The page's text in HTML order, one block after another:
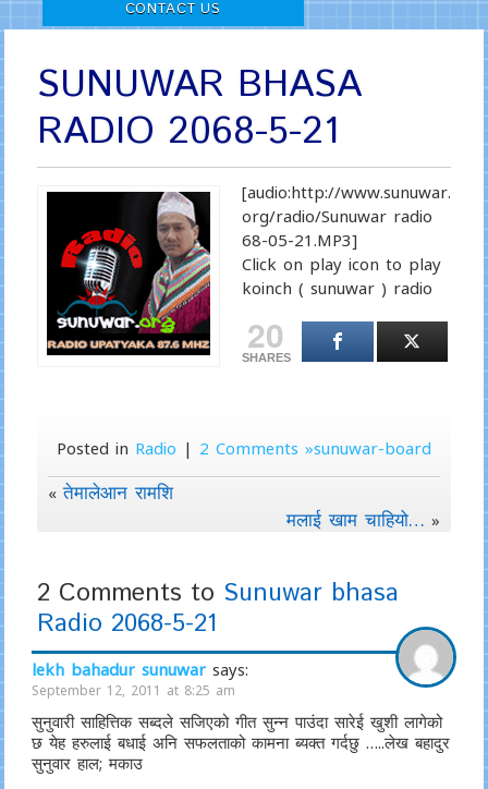
CONTACT US
SUNUWAR BHASA
RADIO 2068-5-21
[audio:http://www.sunuwar.
org/radio/Sunuwar radio
68-05-21.MP3]
Click on play icon to play
koinch ( sunuwar ) radio
20
SHARES
Posted in Radio | 2 Comments »sunuwar-board
«तेमालेआन रामशि
मलाई खाम चाहियो… »
2 Comments to Sunuwar bhasa
Radio 2068-5-21
lekh bahadur sunuwar says:
September 12, 2011 at 8:25 am
सुनुवारी साहित्तिक सब्दले सजिएको गीत सुन्न पाउंदा सारेई खुशी लागेको
छ येह हरुलाई बधाई अनि सफलताको कामना ब्यक्त गर्दछु …..लेख बहादुर
सुनुवार हाल; मकाउ